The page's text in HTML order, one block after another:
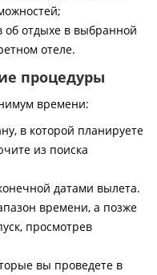
об отдыхе в выбранной
отеле.
процедуры
времени:
в которой планируете
из поиска
датами вылета.
времени, а позже
просмотрев
вы проведете в